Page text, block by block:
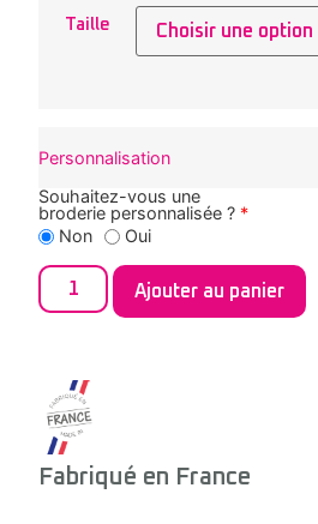
Taille
Personnalisation
Souhaitez-vous une
broderie personnalisée ? *
Non
Oui
Ajouter au panier
Fabriqué en France